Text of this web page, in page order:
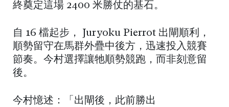
終奠定這場 2400 米勝仗的基石。
自 16 檔起步， Juryoku Pierrot 出閘順利，
順勢留守在馬群外疊中後方，迅速投入競賽
節奏。今村選擇讓牠順勢競跑，而非刻意留
後。
今村憶述：「出閘後，此前勝出